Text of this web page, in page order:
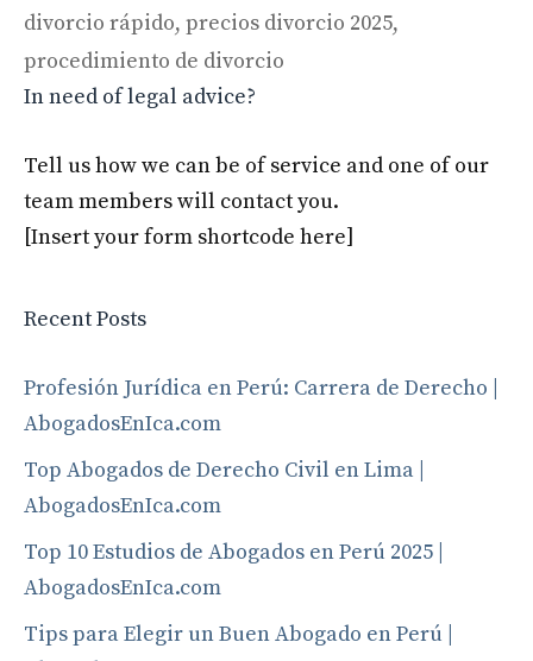
divorcio rápido, precios divorcio 2025,
procedimiento de divorcio
In need of legal advice?
Tell us how we can be of service and one of our
team members will contact you.
[Insert your form shortcode here]
Recent Posts
Profesión Jurídica en Perú: Carrera de Derecho |
AbogadosEnIca.com
Top Abogados de Derecho Civil en Lima |
AbogadosEnIca.com
Top 10 Estudios de Abogados en Perú 2025 |
AbogadosEnIca.com
Tips para Elegir un Buen Abogado en Perú |